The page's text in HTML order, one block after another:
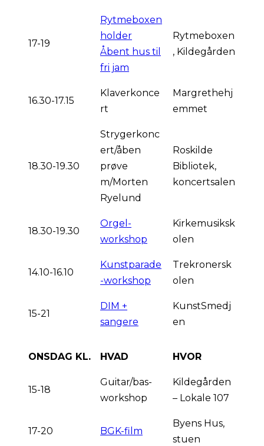
17-19
Rytmeboxen
holder
Åbent hus til
fri jam
Rytmeboxen
, Kildegården
16.30-17.15
Klaverkonce
rt
Margrethehj
emmet
18.30-19.30
Strygerkonc
ert/åben
prøve
m/Morten
Ryelund
Roskilde
Bibliotek,
koncertsalen
18.30-19.30
Orgel-
workshop
Kirkemusiksk
olen
14.10-16.10
Kunstparade
-workshop
Trekronersk
olen
15-21
DIM +
sangere
KunstSmedj
en
ONSDAG KL. HVAD HVOR
15-18
Guitar/bas-
workshop
Kildegården
– Lokale 107
17-20 BGK-film
Byens Hus,
stuen